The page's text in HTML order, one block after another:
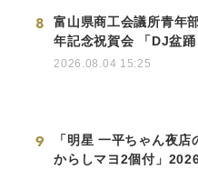
8
富山県商工会議所青年
年記念祝賀会 「DJ盆
2026.08.04 15:25
9
「明星 一平ちゃん夜
からしマヨ2個付」